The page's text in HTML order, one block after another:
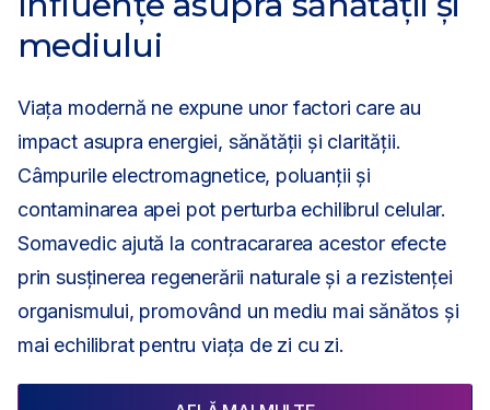
mediului
Viața modernă ne expune unor factori care au
impact asupra energiei, sănătății și clarității.
Câmpurile electromagnetice, poluanții și
contaminarea apei pot perturba echilibrul celular.
Somavedic ajută la contracararea acestor efecte
prin susținerea regenerării naturale și a rezistenței
organismului, promovând un mediu mai sănătos și
mai echilibrat pentru viața de zi cu zi.